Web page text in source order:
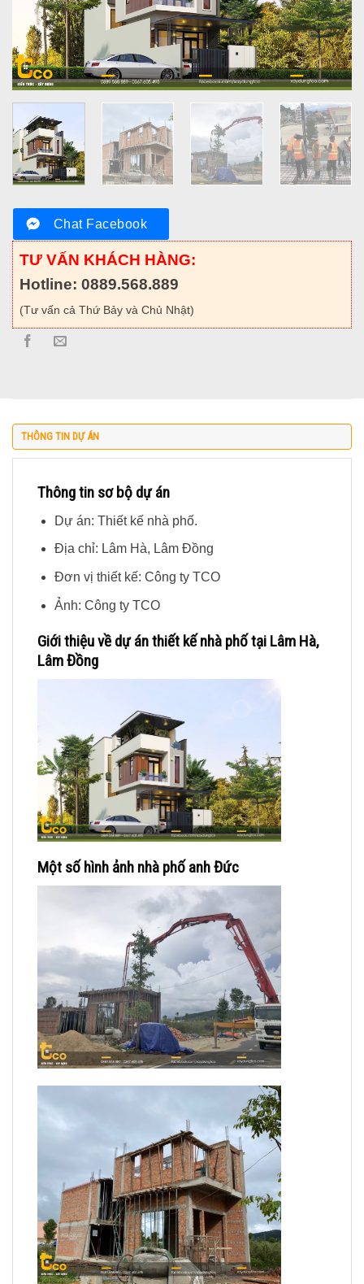
Chat Facebook
TƯ VẤN KHÁCH HÀNG:
Hotline: 0889.568.889
(Tư vấn cả Thứ Bảy và Chủ Nhật)
THÔNG TIN DỰ ÁN
Thông tin sơ bộ dự án
Dự án: Thiết kế nhà phố.
Địa chỉ: Lâm Hà, Lâm Đồng
Đơn vị thiết kế: Công ty TCO
Ảnh: Công ty TCO
Giới thiệu về dự án thiết kế nhà phố tại Lâm Hà,
Lâm Đồng
Một số hình ảnh nhà phố anh Đức